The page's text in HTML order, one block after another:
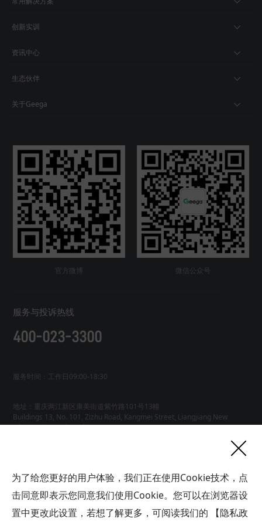
创新实训
资讯中心
生态伙伴
关于Geega
官方微博 微信公众号
服务与投诉热线
400-023-3300
服务时间：工作日09:00-18:30
地址：重庆两江新区康美街道紫竹路101号13幢
Buildings 13, No. 101, Zizhu Road, Kangmei Street, Liangjiang New
网站地图 工业AI智能体
版权所有广域铭岛数字科技有限公司 GYMD Digital Technology
我们
为了给您更好的用户体验，我们正在使用Cookie技术，点
击同意即表示您同意我们使用Cookie。您可以在浏览器设
置中更改此设置，若想了解更多，可阅读我们的
【隐私政